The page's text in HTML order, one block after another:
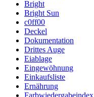
Bright
Bright Sun
c0ff00
Deckel
Dokumentation
Drittes Auge
Eiablage
Eingewöhnung
Einkaufsliste
Ernährung
Farbwiedergabeindex